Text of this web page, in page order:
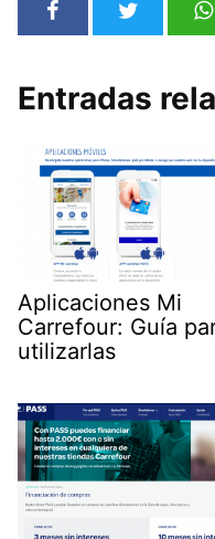
Entradas
Aplicaciones Mi
Carrefour: Guía
utilizarlas